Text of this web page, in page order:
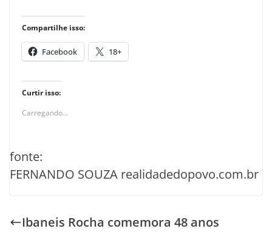
Compartilhe isso:
Facebook 18+
Curtir isso:
Carregando...
fonte:
FERNANDO SOUZA realidadedopovo.com.br
Ibaneis Rocha comemora 48 anos